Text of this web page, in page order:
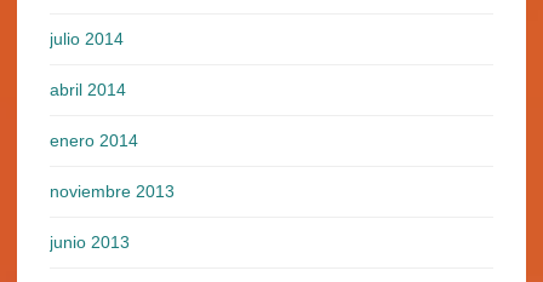
julio 2014
abril 2014
enero 2014
noviembre 2013
junio 2013